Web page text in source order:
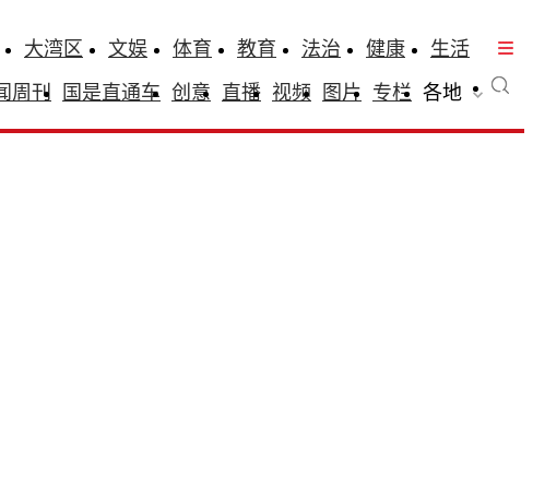
大湾区 文娱 体育 教育 法治 健康
生活
周刊 国是直通车 创意 直播 视频 图片 专栏 各地